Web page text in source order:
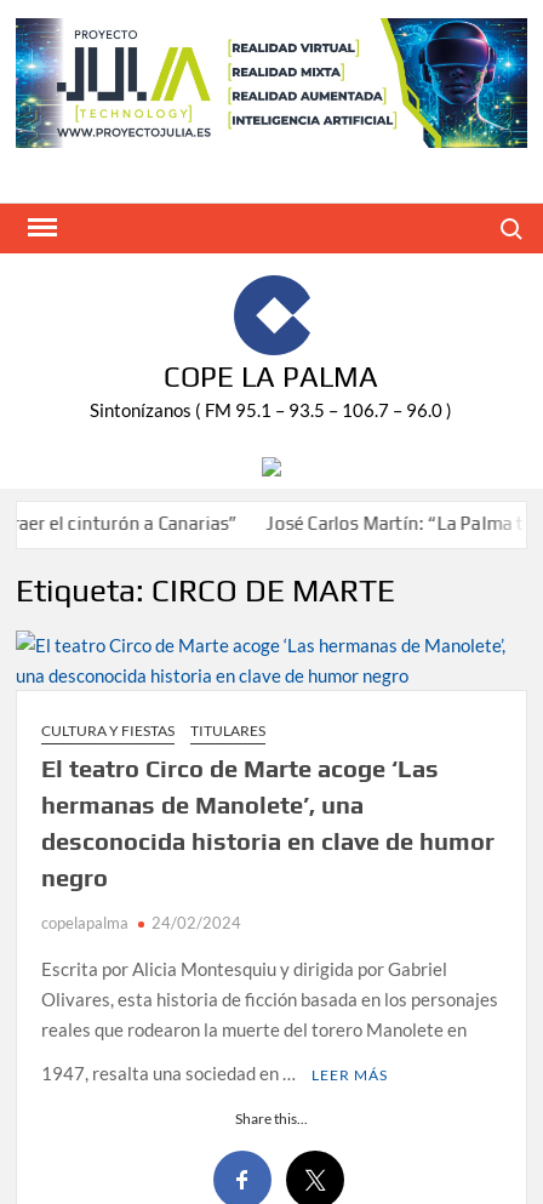
Saltar
contenido
COPE LA PALMA
Sintonízanos ( FM 95.1 – 93.5 – 106.7 – 96.0 )
el cinturón a Canarias” José Carlos Martín: “La Palma
Etiqueta: CIRCO DE MARTE
CULTURA Y FIESTAS TITULARES
El teatro Circo de Marte acoge ‘Las
hermanas de Manolete’, una
desconocida historia en clave de humor
negro
copelapalma 24/02/2024
Escrita por Alicia Montesquiu y dirigida por Gabriel
Olivares, esta historia de ficción basada en los personajes
reales que rodearon la muerte del torero Manolete en
1947, resalta una sociedad en …
LEER MÁS
Share this...